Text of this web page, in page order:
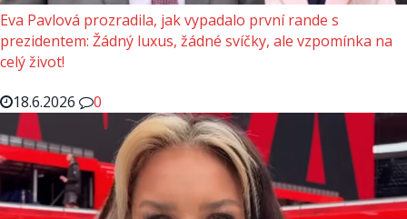
Eva Pavlová prozradila, jak vypadalo první rande s
prezidentem: Žádný luxus, žádné svíčky, ale vzpomínka na
celý život!
18.6.2026
0